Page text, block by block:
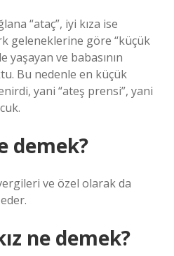
“ataç”, iyi kıza ise
geleneklerine göre “küçük
yaşayan ve babasının
Bu nedenle en küçük
yani “ateş prensi”, yani
demek?
ve özel olarak da
ne demek?